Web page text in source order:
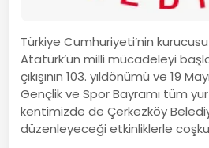
Türkiye Cumhuriyeti’nin
Atatürk’ün milli mücadeleyi
çıkışının 103. yıldönümü ve 19
Gençlik ve Spor Bayramı tüm
kentimizde de Çerkezköy
düzenleyeceği etkinliklerle